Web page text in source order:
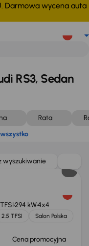
Darmowa wycena auta
RS3, Sedan
Rata
wyszukiwanie
294 kW4x4
2.5 TFSI
Salon Polska
Cena promocyjna